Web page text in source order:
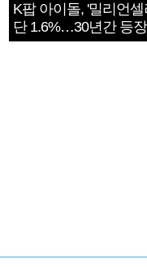
K팝 아이돌, '밀리언셀
단 1.6%…30년간 등장
1182개팀 전수조사